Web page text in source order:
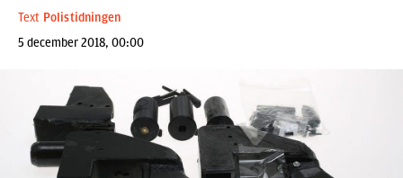
Text Polistidningen
5 december 2018, 00:00